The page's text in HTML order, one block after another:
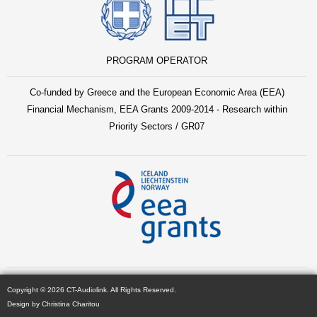
PROGRAM OPERATOR
Co-funded by Greece and the European Economic Area (EEA)
Financial Mechanism, EEA Grants 2009-2014 - Research within
Priority Sectors / GR07
Copyright © 2026 CT-Audiolink. All Rights Reserved.
Design by Christina Charitou